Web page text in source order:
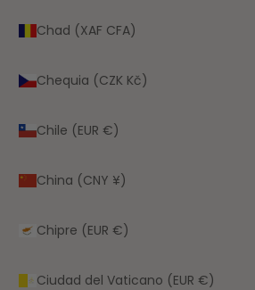
Chad (XAF CFA)
Chequia (CZK Kč)
Chile (EUR €)
China (CNY ¥)
Chipre (EUR €)
Ciudad del Vaticano (EUR €)